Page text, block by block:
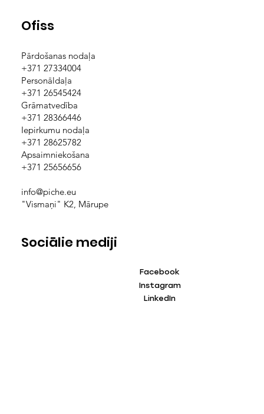
Ofiss
Pārdošanas nodaļa
+371 27334004
Personāldaļa
+371 26545424
Grāmatvedība
+371 28366446
Iepirkumu nodaļa
+371 28625782
Apsaimniekošana
+371 25656656
info@piche.eu
"Vismaņi" K2, Mārupe
Sociālie mediji
Facebook
Instagram
LinkedIn